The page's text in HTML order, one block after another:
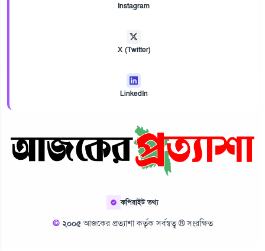
Instagram
X (Twitter)
LinkedIn
কপিরাইট তথ্য
© ২০০৫আজকের প্রত্যাশা কর্তৃক সর্বস্বত্ব ® সংরক্ষিত